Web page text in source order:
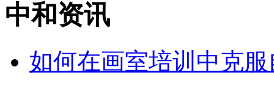
中和资讯
如何在画室培训中克